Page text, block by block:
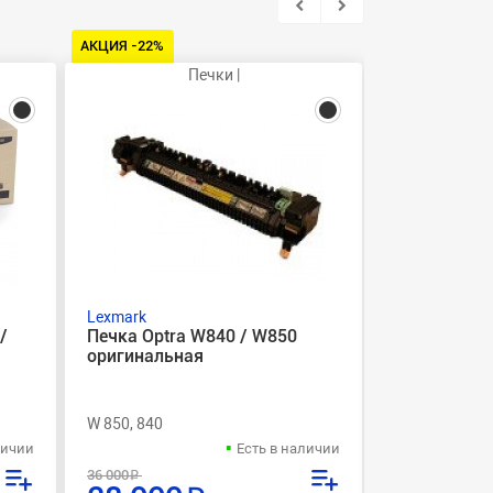
АКЦИЯ -22%
Печки |
Lexmark
Печка Optra W840 / W850
оригинальная
W 850, 840
Есть в наличии
36 000 ₽